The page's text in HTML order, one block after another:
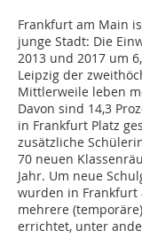
Frankfurt am Main
junge Stadt: Die
2013 und 2017 um
Leipzig der
Mittlerweile leben
Davon sind 14,3
in Frankfurt Platz
zusätzliche
70 neuen
Jahr. Um neue
wurden in Frankfurt
mehrere
errichtet, unter